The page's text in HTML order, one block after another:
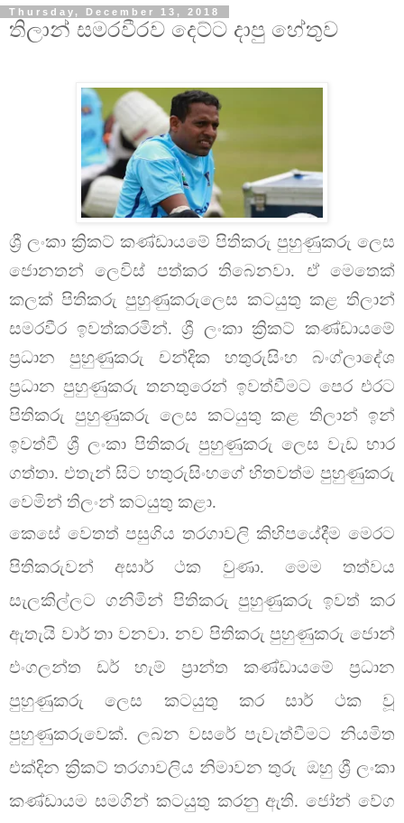
Thursday, December 13, 2018
තිලාන් සමරවීරව දෙට්ට දාපු හේතුව
ශ්‍රී ලංකා ක්‍රිකට් කණ්ඩායමේ පිතිකරු පුහුණුකරු ලෙස
ජොනතන් ලෙවිස් පත්කර තිබෙනවා. ඒ මෙතෙක්
කලක් පිතිකරු පුහුණුකරුලෙස කටයුතු කළ තිලාන්
සමරවීර ඉවත්කරමින්. ශ්‍රී ලංකා ක්‍රිකට් කණ්ඩායමේ
ප්‍රධාන පුහුණුකරු චන්දික හතුරුසිංහ බංග්ලාදේශ
ප්‍රධාන පුහුණුකරු තනතුරෙන් ඉවත්වීමට පෙර එරට
පිතිකරු පුහුණුකරු ලෙස කටයුතු කළ තිලාන් ඉන්
ඉවත්වී ශ්‍රී ලංකා පිතිකරු පුහුණුකරු ලෙස වැඩ භාර
ගත්තා. එතැන් සිට හතුරුසිංහගේ හිතවත්ම පුහුණුකරු
වෙමින් තිලංන් කටයුතු කළා.
කෙසේ වෙතත් පසුගිය තරගාවලි කිහිපයේදීම මෙරට
පිතිකරුවන් අසාර් ථක වුණා. මෙම තත්වය
සැලකිල්ලට ගනිමින් පිතිකරු පුහුණුකරු ඉවත් කර
ඇතැයි වාර් තා වනවා. නව පිතිකරු පුහුණුකරු ජොන්
එංගලන්ත ඩර් හැම් ප්‍රාන්ත කණ්ඩායමේ ප්‍රධාන
පුහුණුකරු ලෙස කටයුතු කර සාර් ථක වූ
පුහුණුකරුවෙක්. ලබන වසරේ පැවැත්වීමට නියමිත
එක්දින ක්‍රිකට් තරගාවලිය නිමාවන තුරු
ඔහු ශ්‍රී ලංකා
කණ්ඩායම සමගින් කටයුතු කරනු ඇති. ජෝන් වේග